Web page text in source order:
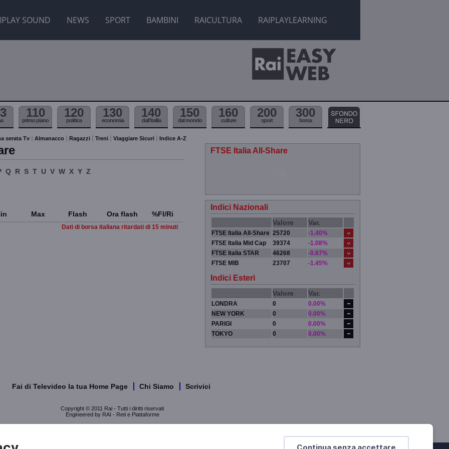
SOUND NEWS SPORT BAMBINI RAICULTURA RAIPLAYLEARNING
Continua senza accettare
110
primo piano
120
politica
130
economia
140
dall'itallia
150
dal mondo
160
culture
200
sport
300
borsa
serata Tv Almanacco Ragazzi Treni Viaggiare Sicuri Indice A-Z
Q R S T U V W X Y Z
Max Flash Ora flash %Fl/Ri
Dati di borsa italiana ritardati di 15 minuti
FTSE Italia All-Share
Indici Nazionali
Valore Var.
FTSE Italia All-Share 25720
-1.40%
FTSE Italia Mid Cap
39374
-1.08%
FTSE Italia STAR
46268
-0.87%
FTSE MIB
23707 -1.45%
Indici Esteri
Valore Var.
LONDRA 0
0.00%
NEW YORK
0
0.00%
PARIGI
0
0.00%
TOKYO
0 0.00%
Fai di Televideo la tua Home Page Chi Siamo Scrivici
Copyright © 2011 Rai - Tutti i diritti riservati
Engineered by RAI - Reti e Piattaforme